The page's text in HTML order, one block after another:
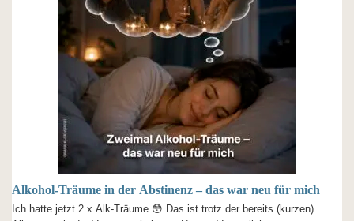
Alkohol-Träume in der Abstinenz – das war neu für mich
Ich hatte jetzt 2 x Alk-Träume 😳 Das ist trotz der bereits (kurzen)